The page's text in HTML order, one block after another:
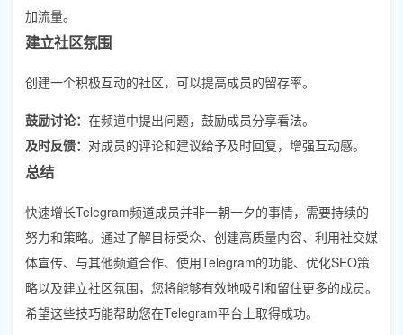
加流量。
建立社区氛围
创建一个积极互动的社区，可以提高成员的留存率。
鼓励讨论： 在频道中提出问题，鼓励成员分享看法。
及时反馈： 对成员的评论和建议给予及时回复，增强互动感。
总结
快速增长Telegram频道成员并非一朝一夕的事情，需要持续的
努力和策略。通过了解目标受众、创建高质量内容、利用社交媒
体宣传、与其他频道合作、使用Telegram的功能、优化SEO策
略以及建立社区氛围，您将能够有效地吸引和留住更多的成员。
希望这些技巧能帮助您在Telegram平台上取得成功。